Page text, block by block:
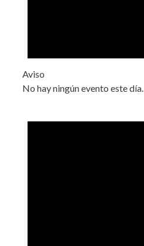
Aviso
No hay ningún evento este día.